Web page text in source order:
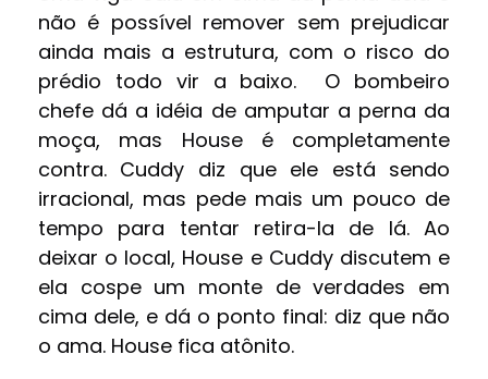
não é possível remover sem prejudicar
ainda mais a estrutura, com o risco do
prédio todo vir a baixo. O bombeiro
chefe dá a idéia de amputar a perna da
moça, mas House é completamente
contra. Cuddy diz que ele está sendo
irracional, mas pede mais um pouco de
tempo para tentar retira-la de lá. Ao
deixar o local, House e Cuddy discutem e
ela cospe um monte de verdades em
cima dele, e dá o ponto final: diz que não
o ama. House fica atônito.